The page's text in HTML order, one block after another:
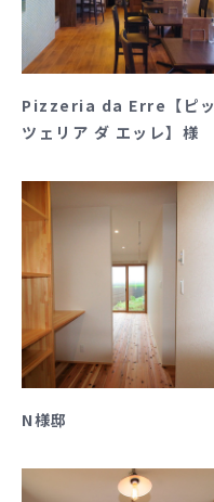
Pizzeria da Erre【ピッ
ツェリア ダ エッレ】様
N様邸